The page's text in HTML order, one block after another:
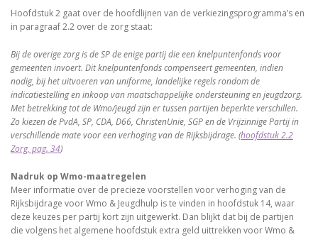
Hoofdstuk 2 gaat over de hoofdlijnen van de verkiezingsprogramma’s en
in paragraaf 2.2 over de zorg staat:
Bij de overige zorg is de SP de enige partij die een knelpuntenfonds voor
gemeenten invoert. Dit knelpuntenfonds compenseert gemeenten, indien
nodig, bij het uitvoeren van uniforme, landelijke regels rondom de
indicatiestelling en inkoop van maatschappelijke ondersteuning en jeugdzorg.
Met betrekking tot de Wmo/jeugd zijn er tussen partijen beperkte verschillen.
Zo kiezen de PvdA, SP, CDA, D66, ChristenUnie, SGP en de Vrijzinnige Partij in
verschillende mate voor een verhoging van de Rijksbijdrage. (hoofdstuk 2.2
Zorg, pag. 34)
Nadruk op Wmo-maatregelen
Meer informatie over de precieze voorstellen voor verhoging van de
Rijksbijdrage voor Wmo & Jeugdhulp is te vinden in hoofdstuk 14, waar
deze keuzes per partij kort zijn uitgewerkt. Dan blijkt dat bij de partijen
die volgens het algemene hoofdstuk extra geld uittrekken voor Wmo &